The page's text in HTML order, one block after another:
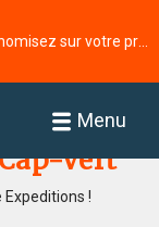
Menu
Vert
!